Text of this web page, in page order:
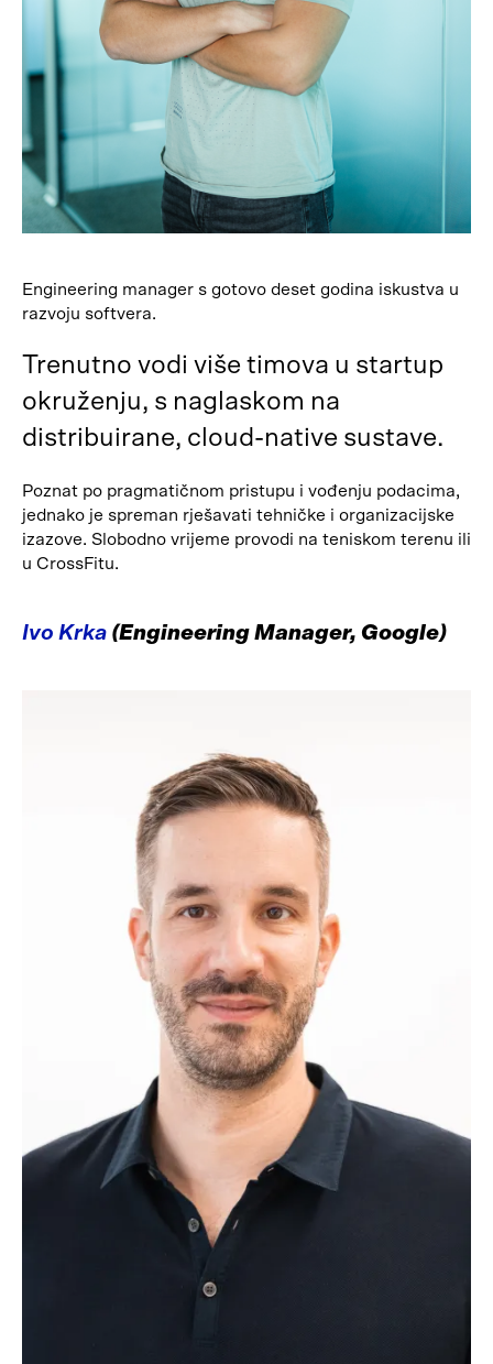
Engineering manager s gotovo deset godina iskustva u
razvoju softvera.
Trenutno vodi više timova u startup
okruženju, s naglaskom na
distribuirane, cloud-native sustave.
Poznat po pragmatičnom pristupu i vođenju podacima,
jednako je spreman rješavati tehničke i organizacijske
izazove. Slobodno vrijeme provodi na teniskom terenu ili
u CrossFitu.
Ivo Krka (Engineering Manager, Google)